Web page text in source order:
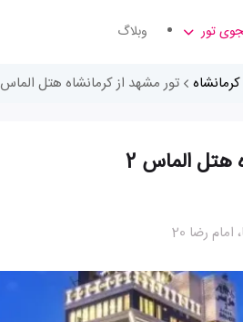
تور وبلاگ
تور مشهد از کرمانشاه هتل الماس 2
هتل الماس 2
رضا 20